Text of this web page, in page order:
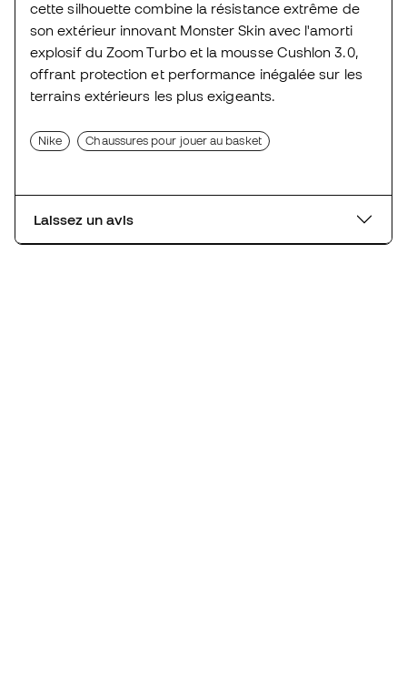
cette silhouette combine la résistance extrême de
son extérieur innovant Monster Skin avec l'amorti
explosif du Zoom Turbo et la mousse Cushlon 3.0,
offrant protection et performance inégalée sur les
terrains extérieurs les plus exigeants.
Nike Chaussures pour jouer au basket
Laissez un avis